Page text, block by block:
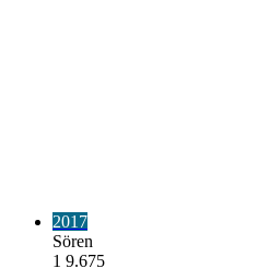
2017
Sören
1 9.675